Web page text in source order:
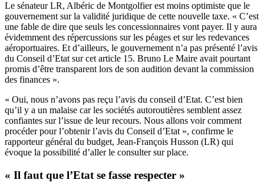
Le sénateur LR, Albéric de Montgolfier est moins optimiste que le
gouvernement sur la validité juridique de cette nouvelle taxe. « C’est
une fable de dire que seuls les concessionnaires vont payer. Il y aura
évidemment des répercussions sur les péages et sur les redevances
aéroportuaires. Et d’ailleurs, le gouvernement n’a pas présenté l’avis
du Conseil d’Etat sur cet article 15. Bruno Le Maire avait pourtant
promis d’être transparent lors de son audition devant la commission
des finances ».
« Oui, nous n’avons pas reçu l’avis du conseil d’Etat. C’est bien
qu’il y a un malaise car les sociétés autoroutières semblent assez
confiantes sur l’issue de leur recours. Nous allons voir comment
procéder pour l’obtenir l’avis du Conseil d’Etat », confirme le
rapporteur général du budget, Jean-François Husson (LR) qui
évoque la possibilité d’aller le consulter sur place.
« Il faut que l’Etat se fasse respecter »